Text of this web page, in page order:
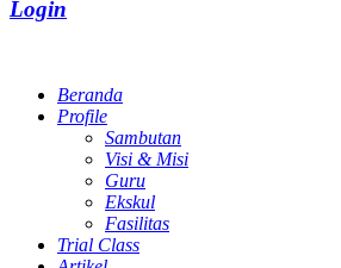
Login
Beranda
Profile
Sambutan
Visi & Misi
Guru
Ekskul
Fasilitas
Trial Class